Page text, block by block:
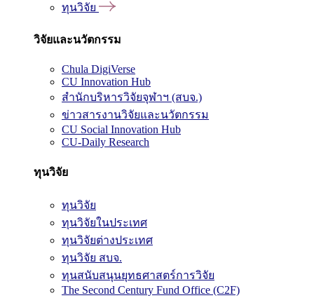
ทุนวิจัย
วิจัยและนวัตกรรม
Chula DigiVerse
CU Innovation Hub
สำนักบริหารวิจัยจุฬาฯ (สบจ.)
ข่าวสารงานวิจัยและนวัตกรรม
CU Social Innovation Hub
CU-Daily Research
ทุนวิจัย
ทุนวิจัย
ทุนวิจัยในประเทศ
ทุนวิจัยต่างประเทศ
ทุนวิจัย สบจ.
ทุนสนับสนุนยุทธศาสตร์การวิจัย
The Second Century Fund Office (C2F)